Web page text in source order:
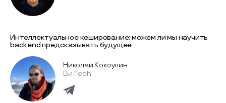
Интеллектуальное кеширование: можем ли мы научить
backend предсказывать будущее
Николай Кокоулин
Ви.Tech